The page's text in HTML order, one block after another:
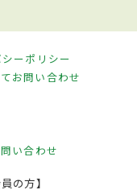
ーポリシー
お問い合わせ
い合わせ
の方】